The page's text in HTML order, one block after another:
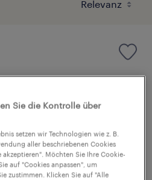
Stunde
Service
Sie die Kontrolle über
setzen wir Technologien wie z. B.
aller beschriebenen Cookies
Möchten Sie Ihre Cookie-
auf "Cookies anpassen", um
zustimmen. Klicken Sie auf "Alle